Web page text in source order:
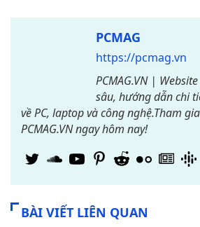
PCMAG
https://pcmag.vn
PCMAG.VN |
sâu, hướng dẫn chi
về PC, laptop và công nghệ.Tham
PCMAG.VN ngay hôm nay!
BÀI VIẾT LIÊN QUAN